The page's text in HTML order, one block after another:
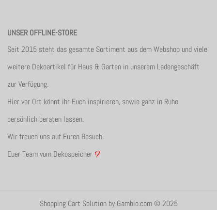
UNSER OFFLINE-STORE
Seit 2015 steht das gesamte Sortiment aus dem Webshop und viele
weitere Dekoartikel für Haus & Garten in unserem Ladengeschäft
zur Verfügung.
Hier vor Ort könnt ihr Euch inspirieren, sowie ganz in Ruhe
persönlich beraten lassen.
Wir freuen uns auf Euren Besuch.
Euer Team vom Dekospeicher
Shopping Cart Solutionby Gambio.com © 2025